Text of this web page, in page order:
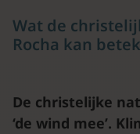
Wat de
Rocha kan
De christelijke
‘de wind mee’.